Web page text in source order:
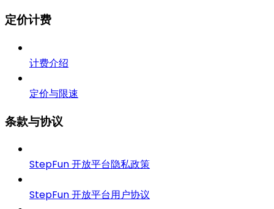
定价计费
计费介绍
定价与限速
条款与协议
StepFun 开放平台隐私政策
StepFun 开放平台用户协议